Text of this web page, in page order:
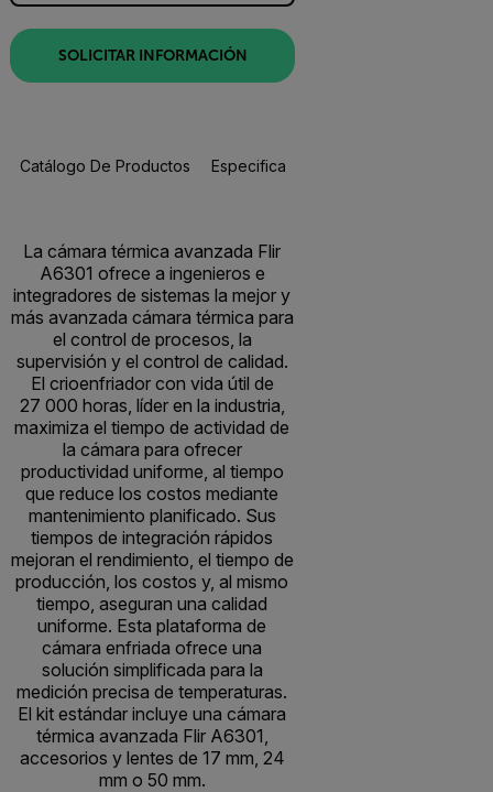
SOLICITAR INFORMACIÓN
Catálogo De Productos Especificaciones
La cámara térmica avanzada Flir
A6301 ofrece a ingenieros e
integradores de sistemas la mejor y
más avanzada cámara térmica para
el control de procesos, la
supervisión y el control de calidad.
El crioenfriador con vida útil de
27 000 horas, líder en la industria,
maximiza el tiempo de actividad de
la cámara para ofrecer
productividad uniforme, al tiempo
que reduce los costos mediante
mantenimiento planificado. Sus
tiempos de integración rápidos
mejoran el rendimiento, el tiempo de
producción, los costos y, al mismo
tiempo, aseguran una calidad
uniforme. Esta plataforma de
cámara enfriada ofrece una
solución simplificada para la
medición precisa de temperaturas.
El kit estándar incluye una cámara
térmica avanzada Flir A6301,
accesorios y lentes de 17 mm, 24
mm o 50 mm.